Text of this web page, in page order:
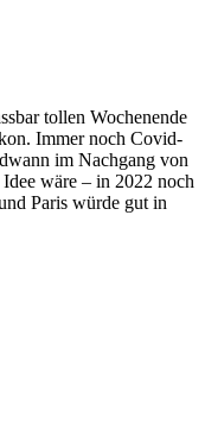
tollen Wochenende
Immer noch Covid-
im Nachgang von
wäre – in 2022 noch
Paris würde gut in